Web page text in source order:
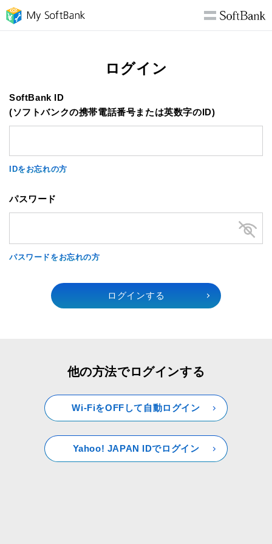
ログイン
SoftBank ID
(ソフトバンクの携帯電話番号または英数字のID)
IDをお忘れの方
パスワード
パスワードをお忘れの方
他の方法でログインする
Wi-FiをOFFして自動ログイン
Yahoo! JAPAN IDでログイン